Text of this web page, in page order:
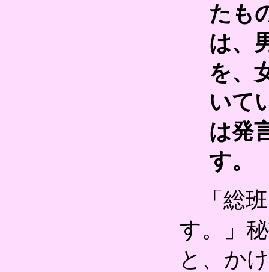
たも
は、
を、
いて
は発
す。
「総班
す。」
と、か